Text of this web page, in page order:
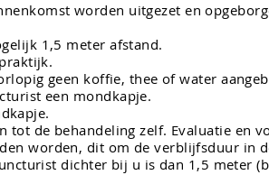
worden uitgezet en
1,5 meter afstand.
geen koffie, thee of water
een mondkapje.
.
tot de behandeling zelf. Evaluatie en
worden, dit om de verblijfsduur in
dichter bij u is dan 1,5 meter